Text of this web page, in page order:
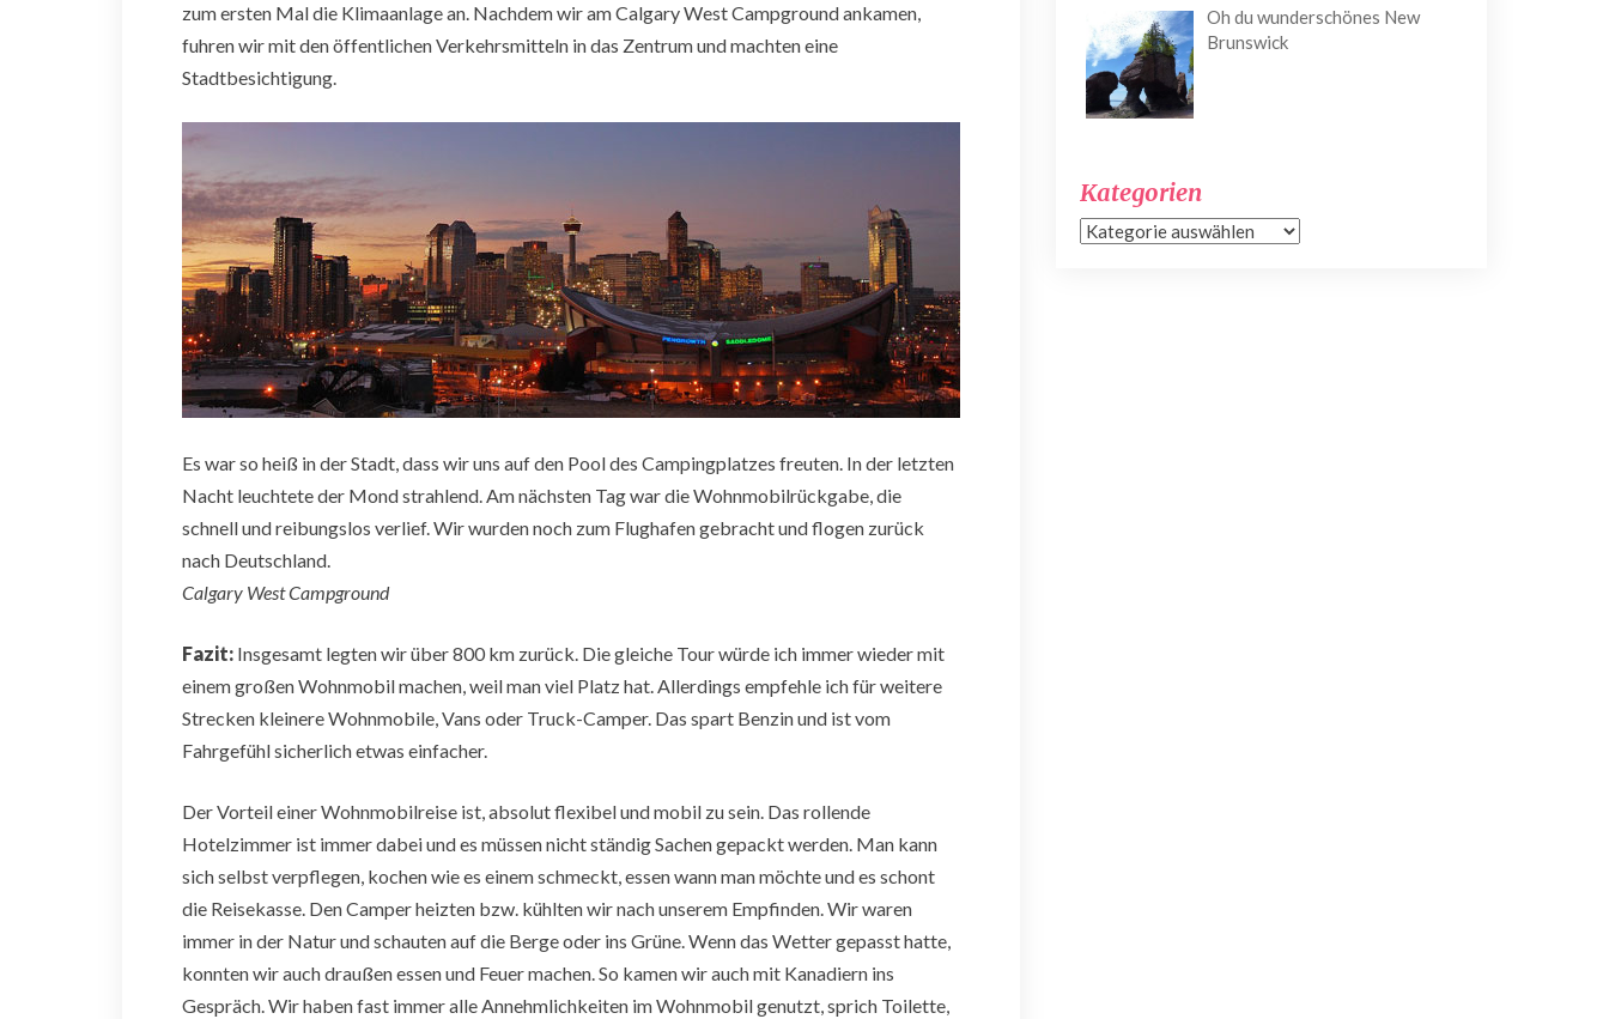
zum ersten Mal die Klimaanlage an. Nachdem wir am Calgary West Campground ankamen,
fuhren wir mit den öffentlichen Verkehrsmitteln in das Zentrum und machten eine
Stadtbesichtigung.
Es war so heiß in der Stadt, dass wir uns auf den Pool des Campingplatzes freuten. In der letzten
Nacht leuchtete der Mond strahlend. Am nächsten Tag war die Wohnmobilrückgabe, die
schnell und reibungslos verlief. Wir wurden noch zum Flughafen gebracht und flogen zurück
nach Deutschland.
Calgary West Campground
Fazit: Insgesamt legten wir über 800 km zurück. Die gleiche Tour würde ich immer wieder mit
einem großen Wohnmobil machen, weil man viel Platz hat. Allerdings empfehle ich für weitere
Strecken kleinere Wohnmobile, Vans oder Truck-Camper. Das spart Benzin und ist vom
Fahrgefühl sicherlich etwas einfacher.
Der Vorteil einer Wohnmobilreise ist, absolut flexibel und mobil zu sein. Das rollende
Hotelzimmer ist immer dabei und es müssen nicht ständig Sachen gepackt werden. Man kann
sich selbst verpflegen, kochen wie es einem schmeckt, essen wann man möchte und es schont
die Reisekasse. Den Camper heizten bzw. kühlten wir nach unserem Empfinden. Wir waren
immer in der Natur und schauten auf die Berge oder ins Grüne. Wenn das Wetter gepasst hatte,
konnten wir auch draußen essen und Feuer machen. So kamen wir auch mit Kanadiern ins
Gespräch. Wir haben fast immer alle Annehmlichkeiten im Wohnmobil genutzt, sprich Toilette,
Oh du wunderschönes New
Brunswick
Kategorien
Kategorien